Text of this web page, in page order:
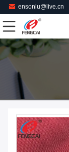
ensonlu@live.cn